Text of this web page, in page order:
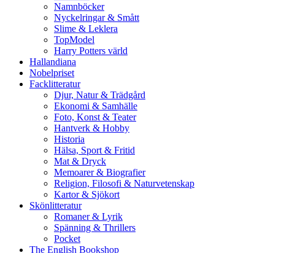
Namnböcker
Nyckelringar & Smått
Slime & Leklera
TopModel
Harry Potters värld
Hallandiana
Nobelpriset
Facklitteratur
Djur, Natur & Trädgård
Ekonomi & Samhälle
Foto, Konst & Teater
Hantverk & Hobby
Historia
Hälsa, Sport & Fritid
Mat & Dryck
Memoarer & Biografier
Religion, Filosofi & Naturvetenskap
Kartor & Sjökort
Skönlitteratur
Romaner & Lyrik
Spänning & Thrillers
Pocket
The English Bookshop